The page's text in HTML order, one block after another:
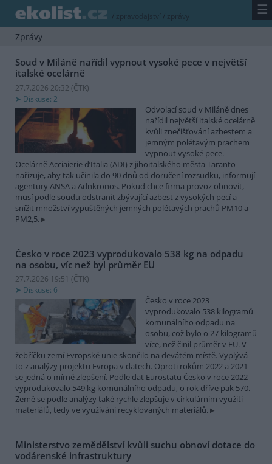
/ zpravodajství / zprávy ☰
Zprávy
Soud v Miláně nařídil vypnout vysoké pece v největší
italské ocelárně
27.7.2026 20:32 (ČTK)
Diskuse: 2
Odvolací soud v Miláně dnes
nařídil největší italské ocelárně
kvůli znečišťování azbestem a
jemným polétavým prachem
vypnout vysoké pece.
Ocelárně Acciaierie d’Italia (ADI) z jihoitalského města Taranto
nařizuje, aby tak učinila do 90 dnů od doručení rozsudku, informují
agentury ANSA a Adnkronos. Pokud chce firma provoz obnovit,
musí podle soudu odstranit zbývající azbest z vysokých pecí a
snížit množství vypuštěných jemných polétavých prachů PM10 a
PM2,5.
Česko v roce 2023 vyprodukovalo 538 kg na odpadu
na osobu, víc než byl průměr EU
27.7.2026 19:51 (ČTK)
Diskuse: 6
Česko v roce 2023
vyprodukovalo 538 kilogramů
komunálního odpadu na
osobu, což bylo o 27 kilogramů
více, než činil průměr v EU. V
žebříčku zemí Evropské unie skončilo na devátém místě. Vyplývá
to z analýzy projektu Evropa v datech. Oproti rokům 2022 a 2021
se jedná o mírné zlepšení. Podle dat Eurostatu Česko v roce 2022
vyprodukovalo 549 kg komunálního odpadu, o rok dříve pak 570.
Země se podle analýzy také rychle zlepšuje v cirkulárním využití
materiálů, tedy ve využívání recyklovaných materiálů.
Ministerstvo zemědělství kvůli suchu obnoví dotace do
vodárenské infrastruktury